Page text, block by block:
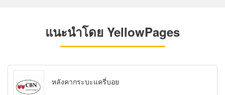
แนะนำโดย YellowPages
หลังคากระบะแครี่บอย